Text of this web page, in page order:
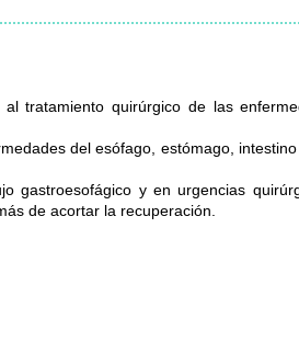
tratamiento quirúrgico de las
del esófago, estómago,
gastroesofágico y en urgencias
de acortar la recuperación.